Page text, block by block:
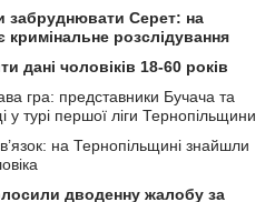
забруднювати Серет: на
кримінальне розслідування
дані чоловіків 18-60 років
гра: представники Бучача та
турі першої ліги Тернопільщини
на Тернопільщині знайшли
дводенну жалобу за